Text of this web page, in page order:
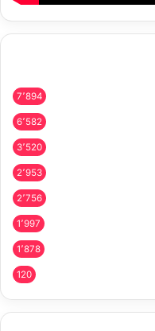
7٬894
6٬582
3٬520
2٬953
2٬756
1٬997
1٬878
120